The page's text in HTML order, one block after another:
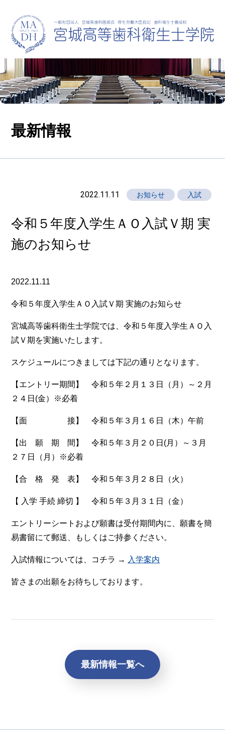
最新情報
2022.11.11 お知らせ 入試
令和５年度入学生ＡＯ入試Ｖ期 実
施のお知らせ
2022.11.11
令和５年度入学生ＡＯ入試Ｖ期 実施のお知らせ
宮城高等歯科衛生士学院では、令和５年度入学生ＡＯ入
試Ｖ期を実施いたします。
スケジュールにつきましては下記の通りとなります。
【エントリー期間】 令和５年２月１３日（月）～２月
２４日(金）※必着
【面 接】 令和５年３月１６日（木）午前
【出 願 期 間】 令和５年３月２０日(月）～３月
２７日（月）※必着
【合 格 発 表】 令和５年３月２８日（火）
【 入学 手続 締切 】 令和５年３月３１日（金）
エントリーシートおよび願書は受付期間内に、願書を簡
易書留にて郵送、もしくはご持参ください。
入試情報については、コチラ → 入学案内
皆さまの出願をお待ちしております。
最新情報一覧へ